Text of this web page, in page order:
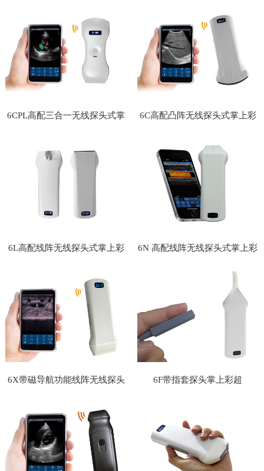
6CPL高配三合一无线探头式掌
上彩超
6C高配凸阵无线探头式掌上彩
超
6L高配线阵无线探头式掌上彩 6N 高配线阵无线探头式掌上彩
6X带磁导航功能线阵无线探头
式掌上彩超
6F带指套探头掌上彩超